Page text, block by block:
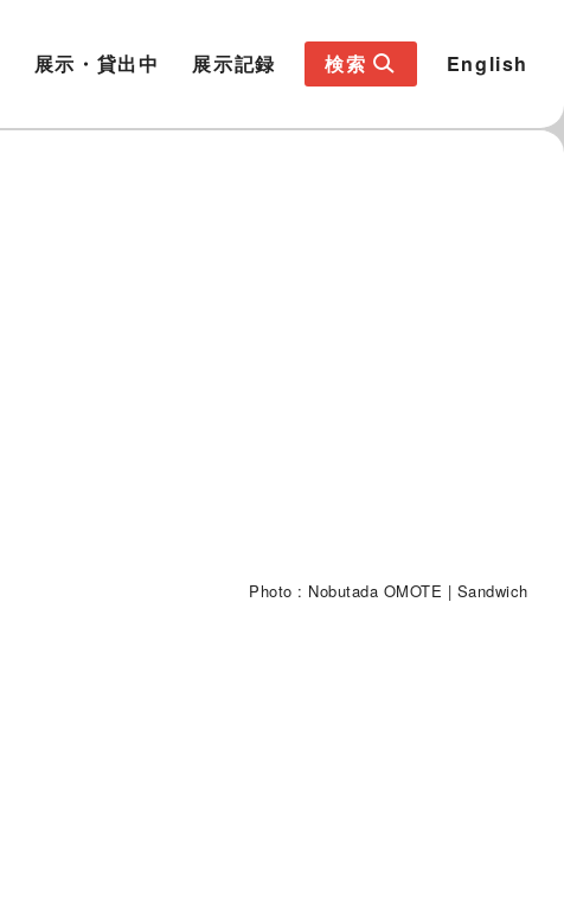
展示・貸出中 展示記録 検索 English
Photo : Nobutada OMOTE | Sandwich